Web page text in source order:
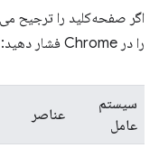
اگر صفحه‌کلید را ترجیح
را در Chrome فشار دهید:
سیستم
عامل
عناصر